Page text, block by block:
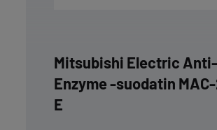
Mitsubishi Electric
Enzyme -suodatin
E